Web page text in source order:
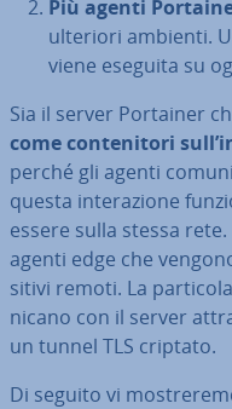
Più agenti
ulteriori ambienti.
viene eseguita su
Sia il server Portainer
come con­te­ni­to­ri
perché gli agenti
questa in­te­ra­zio­ne
essere sulla stessa
agenti edge che
si­ti­vi remoti. La
ni­ca­no con il server
un tunnel TLS criptato.
Di seguito vi